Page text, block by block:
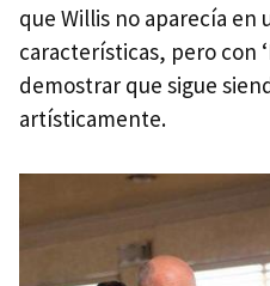
que Willis no aparecía en
características, pero con
demostrar que sigue
artísticamente.